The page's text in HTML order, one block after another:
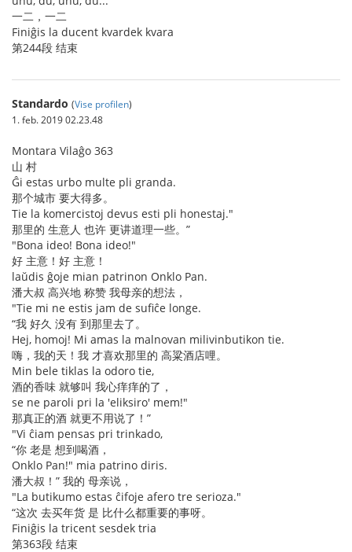
一二，一二
Finiĝis la ducent kvardek kvara
第244段 结束
Standardo (Vise profilen)
1. feb. 2019 02.23.48
Montara Vilaĝo 363
山 村
Ĝi estas urbo multe pli granda.
那个城市 要大得多。
Tie la komercistoj devus esti pli honestaj."
那里的 生意人 也许 更讲道理一些。”
"Bona ideo! Bona ideo!"
好 主意！好 主意！
laŭdis ĝoje mian patrinon Onklo Pan.
潘大叔 高兴地 称赞 我母亲的想法，
"Tie mi ne estis jam de sufiĉe longe.
“我 好久 没有 到那里去了。
Hej, homoj! Mi amas la malnovan milivinbutikon tie.
嗨，我的天！我 才喜欢那里的 高粱酒店哩。
Min bele tiklas la odoro tie,
酒的香味 就够叫 我心痒痒的了，
se ne paroli pri la 'eliksiro' mem!"
那真正的酒 就更不用说了！”
"Vi ĉiam pensas pri trinkado,
“你 老是 想到喝酒，
Onklo Pan!" mia patrino diris.
潘大叔！” 我的 母亲说，
"La butikumo estas ĉifoje afero tre serioza."
“这次 去买年货 是 比什么都重要的事呀。
Finiĝis la tricent sesdek tria
第363段 结束